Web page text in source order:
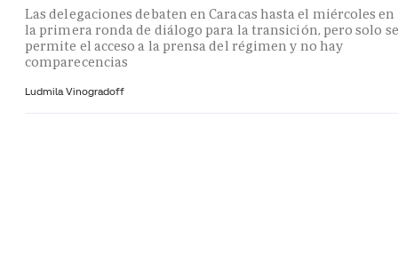
Las delegaciones debaten en Caracas hasta el miércoles en
la primera ronda de diálogo para la transición, pero solo se
permite el acceso a la prensa del régimen y no hay
comparecencias
Ludmila Vinogradoff